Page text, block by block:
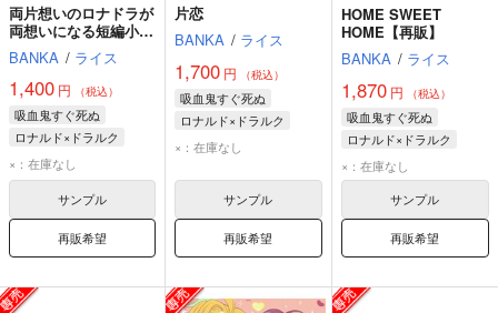
両片想いのロナドラが
両想いになる短編小説
集
BANKA / ライス
1,400 円 （税込）
吸血鬼すぐ死ぬ
ロナルド×ドラルク
ロナルド
×：在庫なし
サンプル
再販希望
片恋
BANKA / ライス
1,700 円 （税込）
吸血鬼すぐ死ぬ
ロナルド×ドラルク
ロナルド
×：在庫なし
サンプル
再販希望
HOME SWEET
HOME【再販】
BANKA / ライス
1,870円 （税込）
吸血鬼すぐ死ぬ
ロナルド×ドラルク
ドラルク
×：在庫なし
サンプル
再販希望